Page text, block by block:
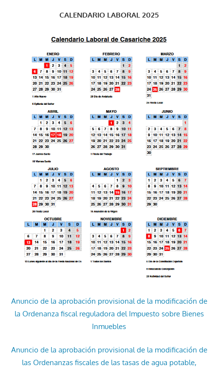
CALENDARIO LABORAL 2025
Anuncio de la aprobación provisional de la modificación de
la Ordenanza fiscal reguladora del Impuesto sobre Bienes
Inmuebles
Anuncio de la aprobación provisional de la modificación de
las Ordenanzas fiscales de las tasas de agua potable,